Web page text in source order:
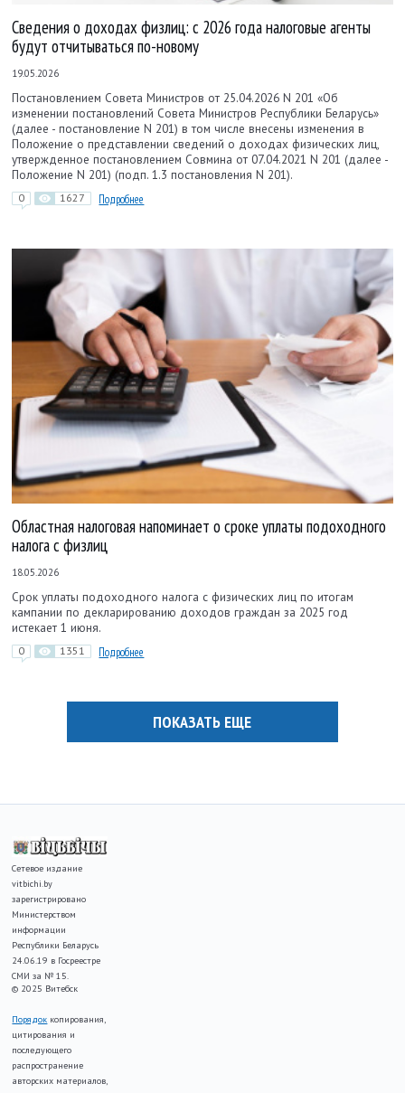
Сведения о доходах физлиц: с 2026 года налоговые агенты
будут отчитываться по-новому
19.05.2026
Постановлением Совета Министров от 25.04.2026 N 201 «Об
изменении постановлений Совета Министров Республики Беларусь»
(далее - постановление N 201) в том числе внесены изменения в
Положение о представлении сведений о доходах физических лиц,
утвержденное постановлением Совмина от 07.04.2021 N 201 (далее -
Положение N 201) (подп. 1.3 постановления N 201).
0 1627 Подробнее
Областная налоговая напоминает о сроке уплаты подоходного
налога с физлиц
18.05.2026
Срок уплаты подоходного налога с физических лиц по итогам
кампании по декларированию доходов граждан за 2025 год
истекает 1 июня.
0 1351 Подробнее
ПОКАЗАТЬ ЕЩЕ
Сетевое издание
vitbichi.by
зарегистрировано
Министерством
информации
Республики Беларусь
24.06.19 в Госреестре
СМИ за № 15.
© 2025 Витебск
Порядок копирования,
цитирования и
последующего
распространение
авторских материалов,